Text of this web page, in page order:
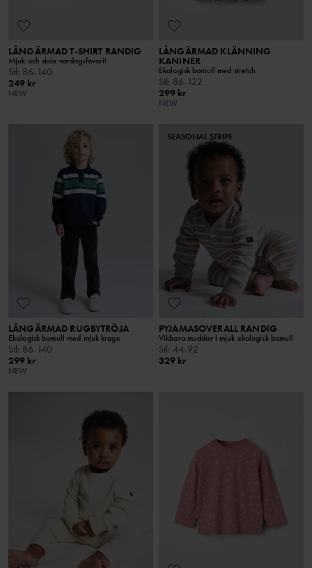
LÅNGÄRMAD T-SHIRT RANDIG
Mjuk och skön vardagsfavorit
Stl : 86-140
249 kr
NEW
LÅNGÄRMAD KLÄNNING
KANINER
Ekologisk bomull med stretch
Stl : 86-122
299 kr
NEW
LÅNGÄRMAD RUGBYTRÖJA
Ekologisk bomull med mjuk krage
Stl: 86-140
299 kr
NEW
SEASONAL STRIPE
PYJAMASOVERALL RANDIG
Vikbara muddar i mjuk ekologisk bomull
Stl: 44-92
329 kr